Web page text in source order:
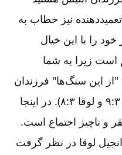
و ۴۴)؛ یحیی تعمید‌دهنده نیز خطاب به
را با این خیال
است زیرا به شما
این سنگ‌ها" فرزندان
برای ابراهیم برانگیزاند» (متی ۳:‏۹ و لوقا ۳:‏۸). در اینجا
و ناچیز اجتماع است.
لوقا در نظر گرفت